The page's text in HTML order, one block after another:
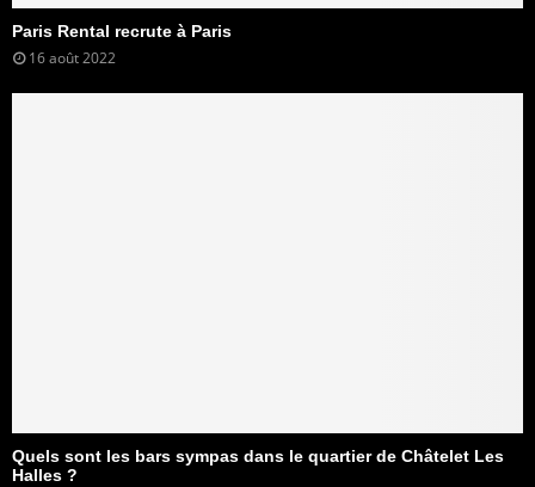
Paris Rental recrute à Paris
16 août 2022
Quels sont les bars sympas dans le quartier de Châtelet Les
Halles ?